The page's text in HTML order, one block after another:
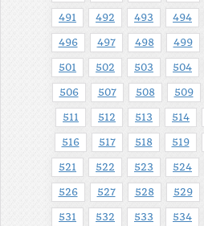
491 492 493 494
496 497 498 499
501 502 503 504
506 507 508 509
511 512 513 514
516 517 518 519
521 522 523 524
526 527 528 529
531 532 533 534